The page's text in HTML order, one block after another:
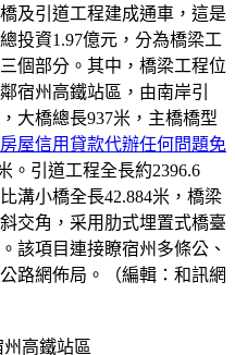
及引道工程建成通車，這是
投資1.97億元，分為橋梁工
個部分。其中，橋梁工程位
宿州高鐵站區，由南岸引
大橋總長937米，主橋橋型
房屋信用貸款代辦任何問題免
。引道工程全長約2396.6
溝小橋全長42.884米，橋梁
交角，采用肋式埋置式橋臺
該項目連接瞭宿州多條公、
路網佈局。（編輯：和訊網
高鐵站區